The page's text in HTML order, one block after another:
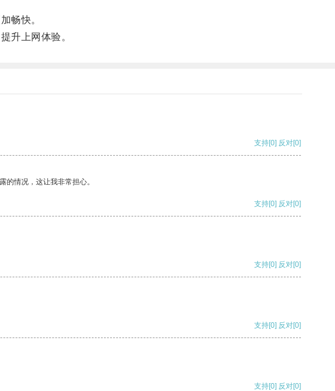
畅快。
升上网体验。
支持[0] 反对[0]
情况，这让我非常担心。
支持[0] 反对[0]
支持[0] 反对[0]
支持[0] 反对[0]
支持[0] 反对[0]